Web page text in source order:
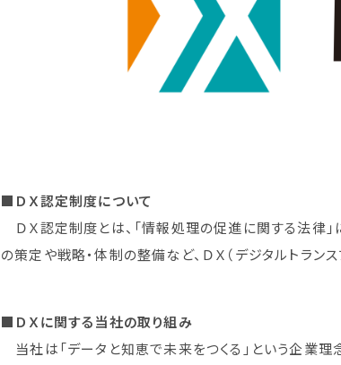
■ＤＸ認定制度について
ＤＸ認定制度とは、「情報処理の促進に関する法律」
の策定や戦略・体制の整備など、ＤＸ（デジタルトラ
■ＤＸに関する当社の取り組み
当社は「データと知恵で未来をつくる」という企業